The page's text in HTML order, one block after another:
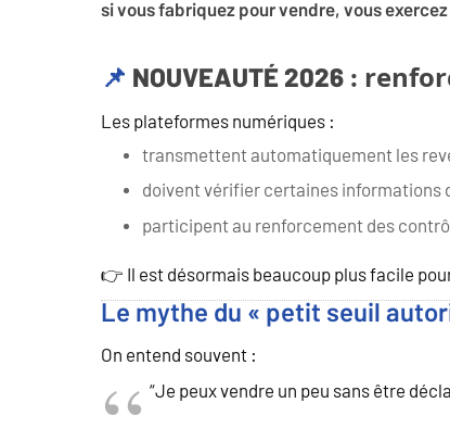
si vous fabriquez pour vendre, vous
📌 NOUVEAUTÉ 2026 :
Les plateformes numériques :
transmettent automatiquement les
doivent vérifier certaines informations
participent au renforcement des
👉 Il est désormais beaucoup plus facile
Le mythe du « petit seuil
On entend souvent :
“Je peux vendre un peu sans être